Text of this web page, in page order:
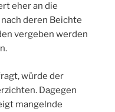
eher an die
deren Beichte
vergeben werden
würde der
Dagegen
mangelnde